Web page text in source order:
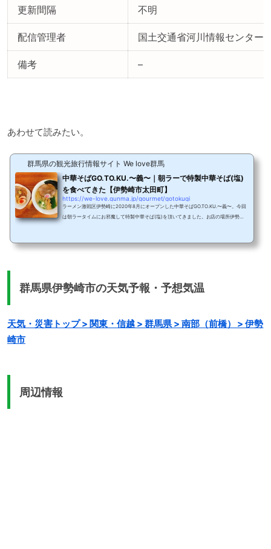
更新間隔 不明
配信管理者 国土交通省河川情報センター
備考 –
あわせて読みたい。
群馬県の観光旅行情報サイト We love群馬
中華そばGO.TO.KU.〜義〜｜朝ラーで特製中華そば(塩)
を食べてきた【伊勢崎市太田町】
https://we-love.gunma.jp/gourmet/gotokugi
ラーメン激戦区伊勢崎に2020年8月にオープンした中華そばGO.TO.KU.〜義〜。今回
は朝ラータイムにお邪魔して特製中華そば(塩)を頂いてきました。お店の場所伊勢崎
ます。店主さんは、藤岡市で人気のラーメン店中華そばGO.TO.KU〜仁〜で修行され
群馬県伊勢崎市の天気予報・予想気温
天気・災害トップ > 関東・信越 > 群馬県 > 南部（前橋） > 伊勢
崎市
周辺情報